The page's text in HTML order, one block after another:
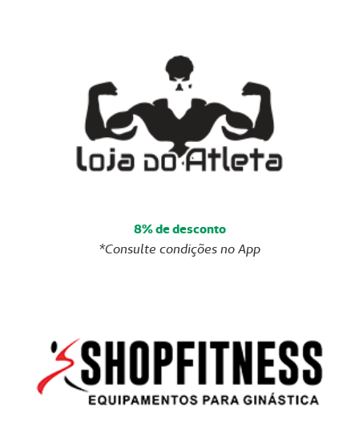
8% de desconto
*Consulte condições no App